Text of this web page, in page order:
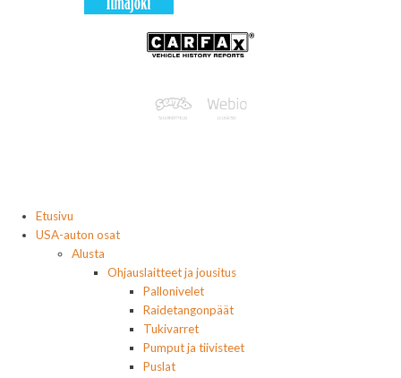
Etusivu
USA-auton osat
Alusta
Ohjauslaitteet ja jousitus
Pallonivelet
Raidetangonpäät
Tukivarret
Pumput ja tiivisteet
Puslat